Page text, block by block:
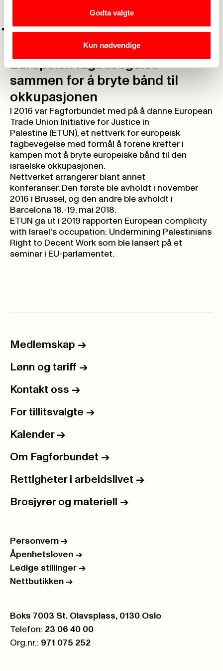
Godta valgte
Kun nødvendige
UNRWA United Nations Relief and Work Agency
Europeisk fagbevegelse
sammen for å bryte bånd til
okkupasjonen
I 2016 var Fagforbundet med på å danne European
Trade Union Initiative for Justice in
Palestine (ETUN), et nettverk for europeisk
fagbevegelse med formål å forene krefter i
kampen mot å bryte europeiske bånd til den
israelske okkupasjonen.
Nettverket arrangerer blant annet
konferanser. Den første ble avholdt i november
2016 i Brussel, og den andre ble avholdt i
Barcelona 18.-19. mai 2018.
ETUN ga ut i 2019 rapporten European complicity
with Israel's occupation: Undermining Palestinians
Right to Decent Work som ble lansert på et
seminar i EU-parlamentet.
Medlemskap ->
Lønn og tariff ->
Kontakt oss ->
For tillitsvalgte ->
Kalender ->
Om Fagforbundet ->
Rettigheter i arbeidslivet ->
Brosjyrer og materiell ->
Personvern ->
Åpenhetsloven ->
Ledige stillinger ->
Nettbutikken ->
Postboks:
Boks 7003 St. Olavsplass, 0130 Oslo
Telefon: 23 06 40 00
Org.nr.: 971 075 252